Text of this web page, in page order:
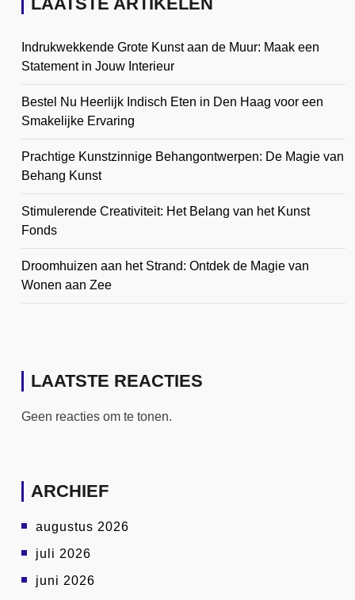
Indrukwekkende Grote Kunst aan de Muur: Maak een
Statement in Jouw Interieur
Bestel Nu Heerlijk Indisch Eten in Den Haag voor een
Smakelijke Ervaring
Prachtige Kunstzinnige Behangontwerpen: De Magie van
Behang Kunst
Stimulerende Creativiteit: Het Belang van het Kunst
Fonds
Droomhuizen aan het Strand: Ontdek de Magie van
Wonen aan Zee
LAATSTE REACTIES
Geen reacties om te tonen.
ARCHIEF
augustus 2026
juli 2026
juni 2026